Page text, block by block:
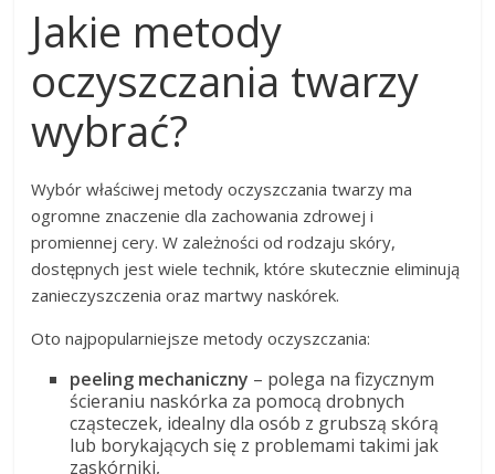
Jakie metody
oczyszczania twarzy
wybrać?
Wybór właściwej metody oczyszczania twarzy ma
ogromne znaczenie dla zachowania zdrowej i
promiennej cery. W zależności od rodzaju skóry,
dostępnych jest wiele technik, które skutecznie eliminują
zanieczyszczenia oraz martwy naskórek.
Oto najpopularniejsze metody oczyszczania:
peeling mechaniczny – polega na fizycznym
ścieraniu naskórka za pomocą drobnych
cząsteczek, idealny dla osób z grubszą skórą
lub borykających się z problemami takimi jak
zaskórniki,